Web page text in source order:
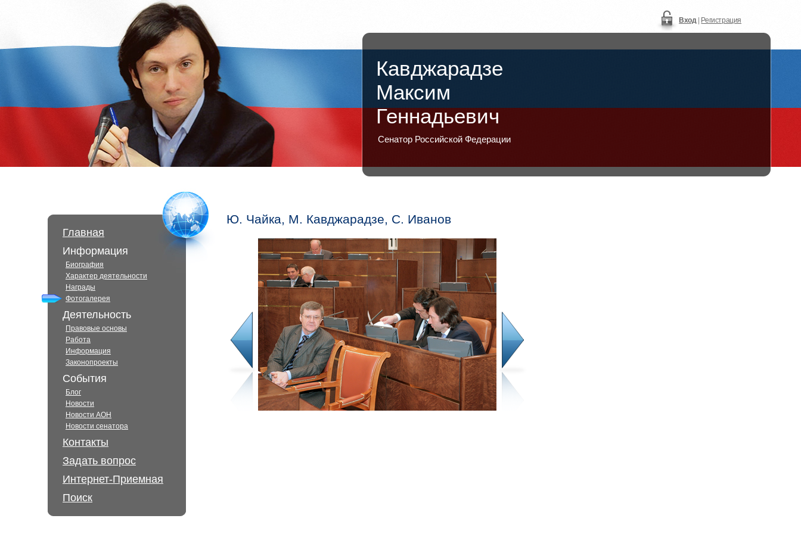
Вход| Регистрация
Кавджарадзе
Максим
Геннадьевич
Сенатор Российской Федерации
Главная
Информация
Биография
Характер деятельности
Награды
Фотогалерея
Деятельность
Правовые основы
Работа
Информация
Законопроекты
События
Блог
Новости
Новости АОН
Новости сенатора
Контакты
Задать вопрос
Интернет-Приемная
Поиск
Ю. Чайка, М. Кавджарадзе, С. Иванов